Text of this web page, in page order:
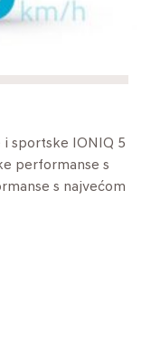
i sportske IONIQ 5
performanse s
s najvećom